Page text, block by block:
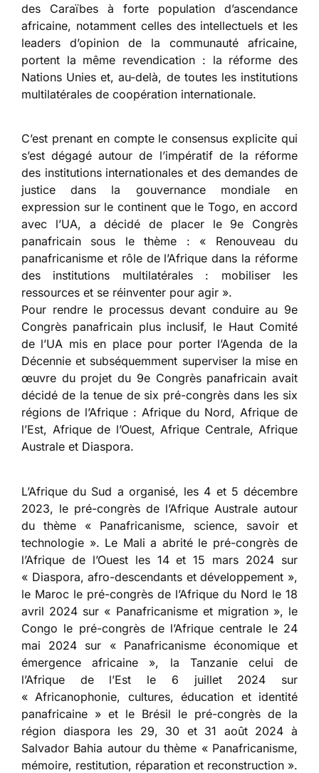
des Caraïbes à forte population d’ascendance
africaine, notamment celles des intellectuels et les
leaders d’opinion de la communauté africaine,
portent la même revendication : la réforme des
Nations Unies et, au-delà, de toutes les institutions
multilatérales de coopération internationale.
C’est prenant en compte le consensus explicite qui
s’est dégagé autour de l’impératif de la réforme
des institutions internationales et des demandes de
justice dans la gouvernance mondiale en
expression sur le continent que le Togo, en accord
avec l’UA, a décidé de placer le 9e Congrès
panafricain sous le thème : « Renouveau du
panafricanisme et rôle de l’Afrique dans la réforme
des institutions multilatérales : mobiliser les
ressources et se réinventer pour agir ».
Pour rendre le processus devant conduire au 9e
Congrès panafricain plus inclusif, le Haut Comité
de l’UA mis en place pour porter l’Agenda de la
Décennie et subséquemment superviser la mise en
œuvre du projet du 9e Congrès panafricain avait
décidé de la tenue de six pré-congrès dans les six
régions de l’Afrique : Afrique du Nord, Afrique de
l’Est, Afrique de l’Ouest, Afrique Centrale, Afrique
Australe et Diaspora.
L’Afrique du Sud a organisé, les 4 et 5 décembre
2023, le pré-congrès de l’Afrique Australe autour
du thème « Panafricanisme, science, savoir et
technologie ». Le Mali a abrité le pré-congrès de
l’Afrique de l’Ouest les 14 et 15 mars 2024 sur
« Diaspora, afro-descendants et développement »,
le Maroc le pré-congrès de l’Afrique du Nord le 18
avril 2024 sur « Panafricanisme et migration », le
Congo le pré-congrès de l’Afrique centrale le 24
mai 2024 sur « Panafricanisme économique et
émergence africaine », la Tanzanie celui de
l’Afrique de l’Est le 6 juillet 2024 sur
« Africanophonie, cultures, éducation et identité
panafricaine » et le Brésil le pré-congrès de la
région diaspora les 29, 30 et 31 août 2024 à
Salvador Bahia autour du thème « Panafricanisme,
mémoire, restitution, réparation et reconstruction ».